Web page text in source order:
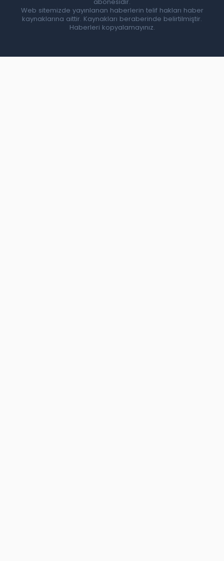
Web sitemizde yayınlanan haberlerin telif hakları haber
kaynaklarına aittir. Kaynakları beraberinde belirtilmiştir.
Haberleri kopyalamayınız.